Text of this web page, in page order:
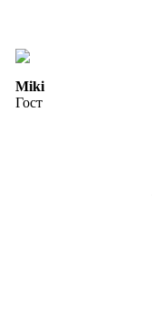
Miki
Гост